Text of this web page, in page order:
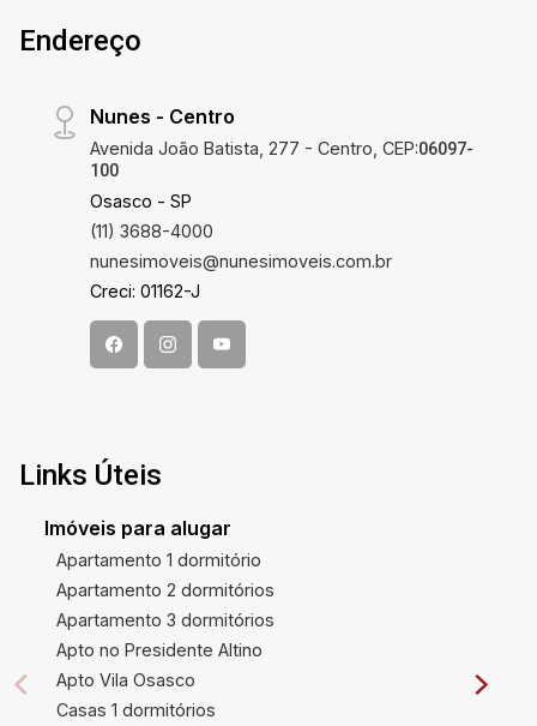
Endereço
Nunes - Centro
Avenida João Batista, 277 - Centro, CEP:06097-
100
Osasco - SP
(11) 3688-4000
nunesimoveis@nunesimoveis.com.br
Creci: 01162-J
Links Úteis
Imóveis para alugar
Apartamento 1 dormitório
Apartamento 2 dormitórios
Apartamento 3 dormitórios
Apto no Presidente Altino
Apto Vila Osasco
Casas 1 dormitórios